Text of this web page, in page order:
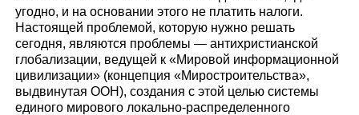
угодно, и на основании этого не платить налоги.
Настоящей проблемой, которую нужно решать
сегодня, являются проблемы — антихристианской
глобализации, ведущей к «Мировой информационной
цивилизации» (концепция «Миростроительства»,
выдвинутая ООН), создания с этой целью системы
единого мирового локально-распределенного